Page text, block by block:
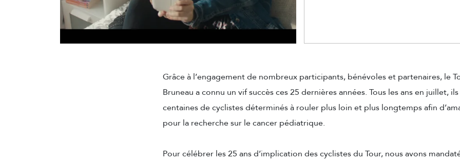
Grâce à l’engagement de nombreux participants, bénévoles et partenaires, le
Bruneau a connu un vif succès ces 25 dernières années. Tous les ans en juillet,
centaines de cyclistes déterminés à rouler plus loin et plus longtemps afin
pour la recherche sur le cancer pédiatrique.
Pour célébrer les 25 ans d’implication des cyclistes du Tour, nous avons